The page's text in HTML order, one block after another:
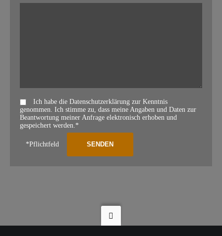
Ich habe die Datenschutzerklärung zur Kenntnis
genommen. Ich stimme zu, dass meine Angaben und Daten zur
Beantwortung meiner Anfrage elektronisch erhoben und
gespeichert werden.*
*Pflichtfeld